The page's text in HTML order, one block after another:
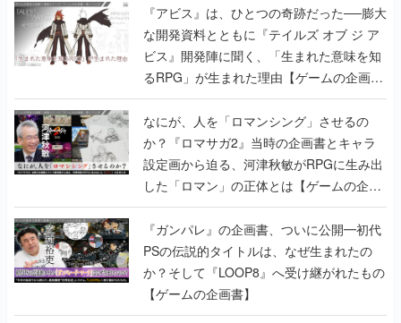
『アビス』は、ひとつの奇跡だった──膨大
な開発資料とともに『テイルズ オブ ジ ア
ビス』開発陣に聞く、「生まれた意味を知
るRPG」が生まれた理由【ゲームの企画
書】
なにが、人を「ロマンシング」させるの
か？『ロマサガ2』当時の企画書とキャラ
設定画から迫る、河津秋敏がRPGに生み出
した「ロマン」の正体とは【ゲームの企画
書】
『ガンパレ』の企画書、ついに公開━初代
PSの伝説的タイトルは、なぜ生まれたの
か？そして『LOOP8』へ受け継がれたもの
【ゲームの企画書】